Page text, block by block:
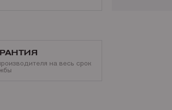
на весь срок